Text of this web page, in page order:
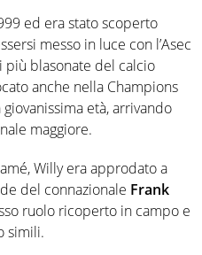
ed era stato scoperto
messo in luce con l’Asec
più blasonate del calcio
anche nella Champions
età, arrivando
maggiore.
Willy era approdato a
del connazionale Frank
ruolo ricoperto in campo e
simili.